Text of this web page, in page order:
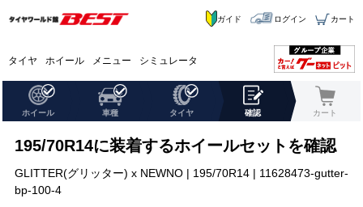
タイヤ ホイール メニュー シミュレータ
ガイド ログイン カート
ホイール 車種 タイヤ 確認 カート
195/70R14に装着するホイールセットを確認
GLITTER(グリッター) x NEWNO | 195/70R14 | 11628473-gutter-
bp-100-4